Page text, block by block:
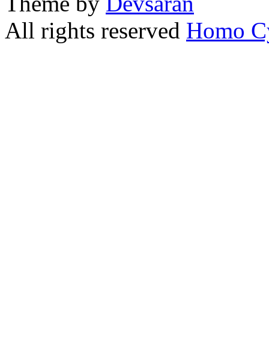
All rights reserved Homo